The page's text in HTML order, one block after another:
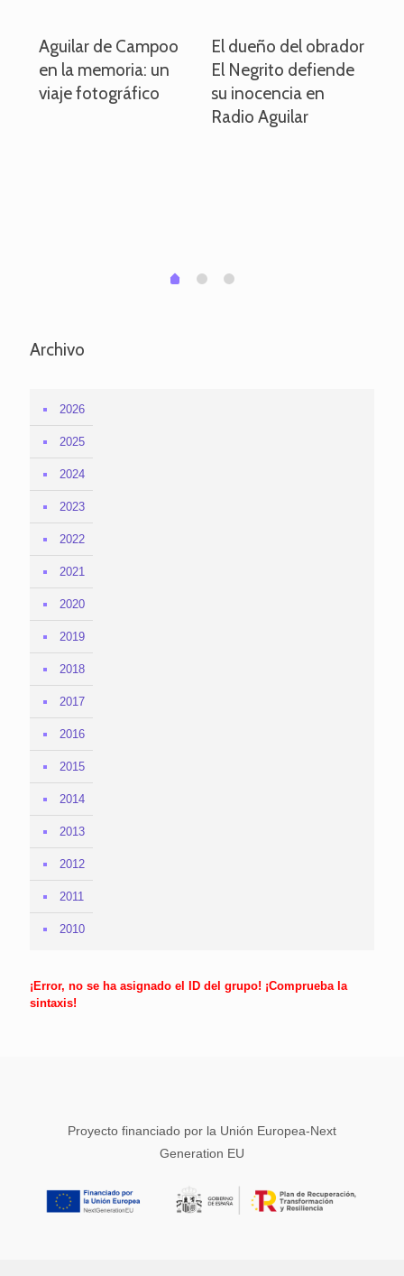
Aguilar de Campoo
en la memoria: un
viaje fotográfico
El dueño del obrador
El Negrito defiende
su inocencia en
Radio Aguilar
0 1 2
Archivo
2026
2025
2024
2023
2022
2021
2020
2019
2018
2017
2016
2015
2014
2013
2012
2011
2010
¡Error, no se ha asignado el ID del grupo! ¡Comprueba la
sintaxis!
Proyecto financiado por la Unión Europea-Next
Generation EU